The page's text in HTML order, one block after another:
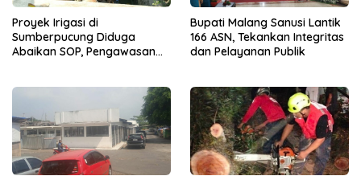
Proyek Irigasi di
Sumberpucung Diduga
Abaikan SOP, Pengawasan
Bupati Malang Sanusi Lantik
166 ASN, Tekankan Integritas
dan Pelayanan Publik